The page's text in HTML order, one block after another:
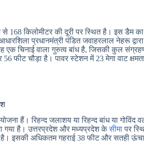
168 किलोमीटर की दूरी पर स्थित है। इस डैम का
प्रधानमंत्री पंडित जवाहरलाल नेहरू
चिनाई वाला गुरुत्व बांध है, जिसकी कुल
फीट चौड़ा है। पावर स्टेशन में 23 मेगा वाट
हैं। रिहन्द जलाशय या रिहन्द बांध या
गया है। उत्तरप्रदेश और मध्यप्रदेश केसीमापर
इसकी अधिकतम गहराई 38 फीट और सतही